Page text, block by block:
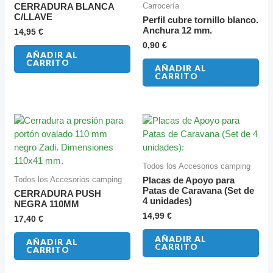
CERRADURA BLANCA
C/LLAVE
14,95€
AÑADIR AL
CARRITO
Carrocería
Perfil cubre tornillo blanco.
Anchura 12 mm.
0,90 €
AÑADIR AL
CARRITO
Todos los Accesorios camping
CERRADURA PUSH
NEGRA 110MM
17,40€
AÑADIR AL
CARRITO
Todos los Accesorios camping
Placas de Apoyo para
Patas de Caravana (Set de
4 unidades)
14,99 €
AÑADIR AL
CARRITO